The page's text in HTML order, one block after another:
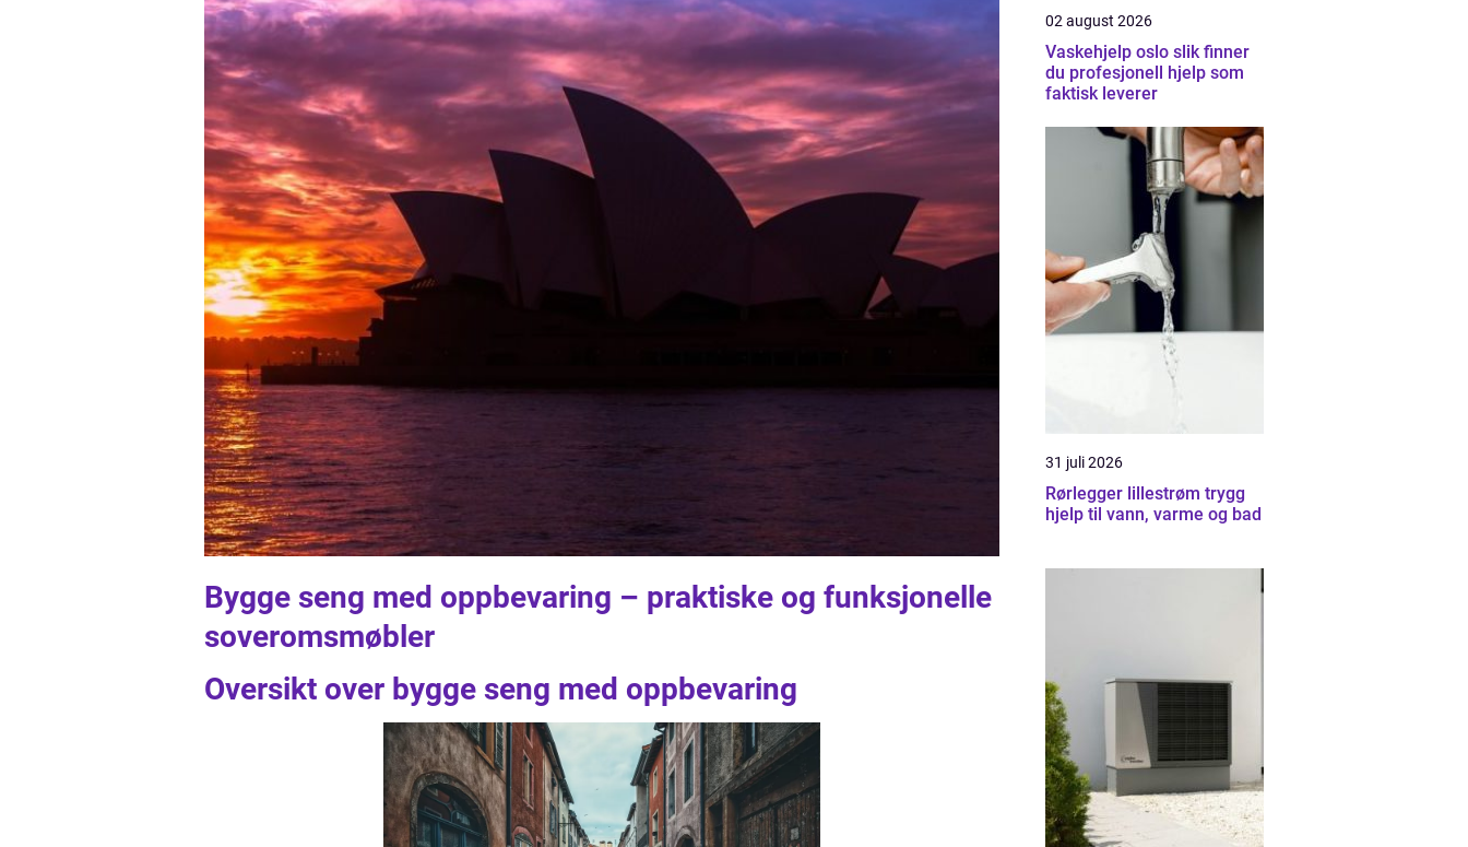
Bygge seng med oppbevaring – praktiske og funksjonelle
soveromsmøbler
Oversikt over bygge seng med oppbevaring
02 august 2026
Vaskehjelp oslo slik finner
du profesjonell hjelp som
faktisk leverer
31 juli 2026
Rørlegger lillestrøm trygg
hjelp til vann, varme og bad